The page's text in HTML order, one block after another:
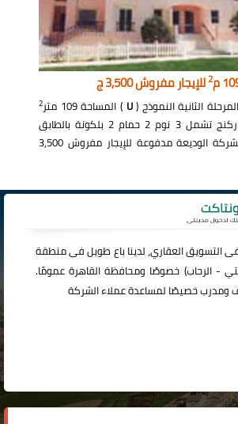
2للإيجار مفروش 3,500 ج
الثانية النموذج (U ) المساحة 109 متر 2
غربي تطل على باركنج تشمل 3 نوم 2 حمام 2 بلكونة بالطابق
الأرضي تشطيب الشركة الوديعة مدفوعة للإيجار مفروش 3,500
التسويق العقاري، لدينا باع طويل فى منطقة
-الرحاب) خصوصًا ومحافظة القاهرة عمومًا.
ومدرب خصيصًا لمساعدة عملاء الشركة